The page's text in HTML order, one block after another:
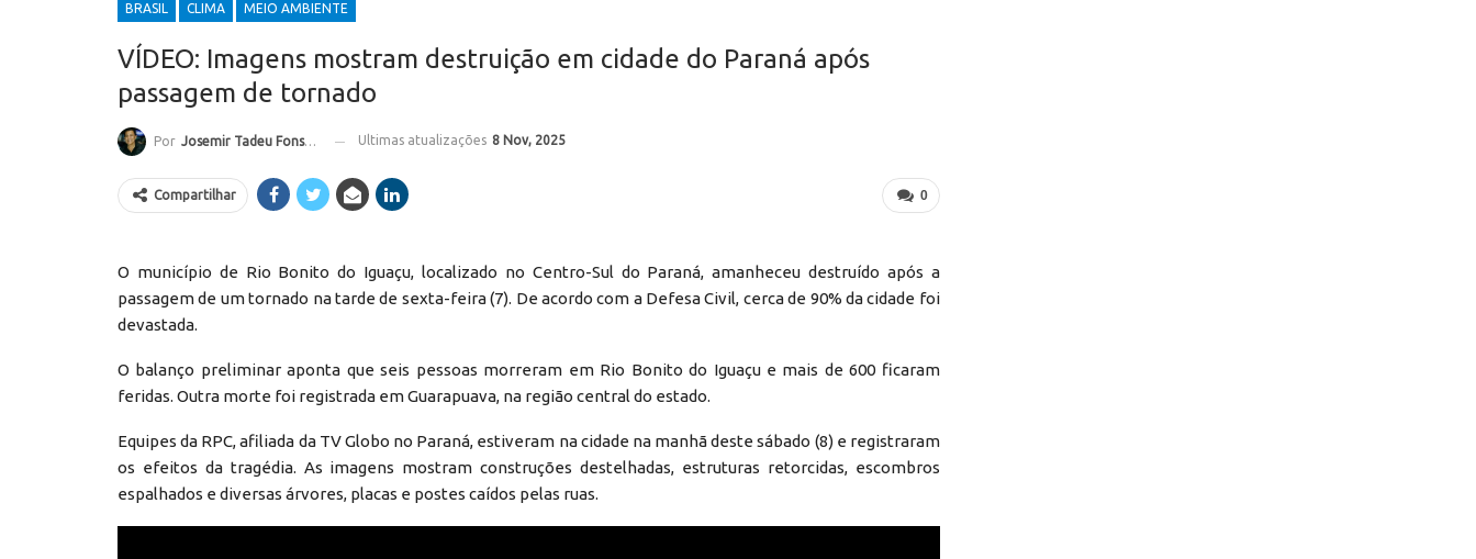
BRASIL CLIMA MEIO AMBIENTE
VÍDEO: Imagens mostram destruição em cidade do Paraná após
passagem de tornado
Por Josemir Tadeu Fonseca Ultimas atualizações 8 Nov, 2025
0
Compartilhar
O município de Rio Bonito do Iguaçu, localizado no Centro-Sul do Paraná, amanheceu destruído após a
passagem de um tornado na tarde de sexta-feira (7). De acordo com a Defesa Civil, cerca de 90% da cidade foi
devastada.
O balanço preliminar aponta que seis pessoas morreram em Rio Bonito do Iguaçu e mais de 600 ficaram
feridas. Outra morte foi registrada em Guarapuava, na região central do estado.
Equipes da RPC, afiliada da TV Globo no Paraná, estiveram na cidade na manhã deste sábado (8) e registraram
os efeitos da tragédia. As imagens mostram construções destelhadas, estruturas retorcidas, escombros
espalhados e diversas árvores, placas e postes caídos pelas ruas.